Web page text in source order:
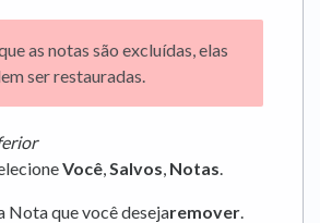
as notas são excluídas, elas
ser restauradas.
Você,Salvos, Notas.
Nota que você desejaremover